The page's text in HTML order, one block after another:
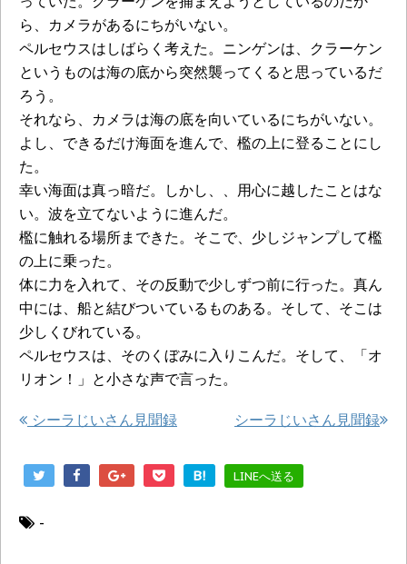
ら、カメラがあるにちがいない。
ペルセウスはしばらく考えた。ニンゲンは、クラーケン
というものは海の底から突然襲ってくると思っているだ
ろう。
それなら、カメラは海の底を向いているにちがいない。
よし、できるだけ海面を進んで、檻の上に登ることにし
た。
幸い海面は真っ暗だ。しかし、、用心に越したことはな
い。波を立てないように進んだ。
檻に触れる場所まできた。そこで、少しジャンプして檻
の上に乗った。
体に力を入れて、その反動で少しずつ前に行った。真ん
中には、船と結びついているものある。そして、そこは
少しくびれている。
ペルセウスは、そのくぼみに入りこんだ。そして、「オ
リオン！」と小さな声で言った。
シーラじいさん見聞録
シーラじいさん見聞録
B! LINEへ送る
-